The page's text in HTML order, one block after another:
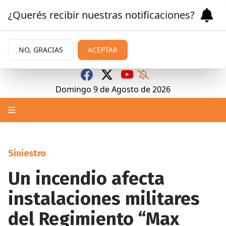
Domingo 9deAgosto de 2026
Siniestro
Un incendio afecta
instalaciones militares
del Regimiento “Max
¿Querés recibir nuestras notificaciones?
NO, GRACIAS ACEPTAR